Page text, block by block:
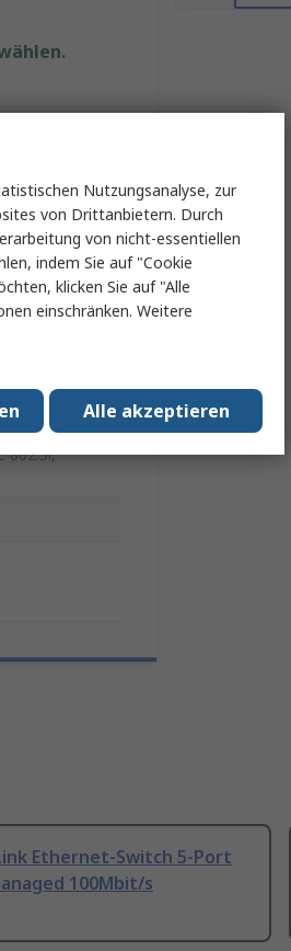
802.3i,
Ethernet-Switch 5-Port
100Mbit/s
Nutzungsanalyse, zur
von Drittanbietern. Durch
von nicht-essentiellen
indem Sie auf "Cookie
klicken Sie auf "Alle
einschränken. Weitere
Alle akzeptieren